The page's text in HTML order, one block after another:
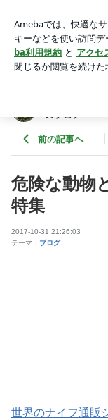
ショップ eナイフ
アプリをダウンロ
ょう。
のブログ
前の記事へ
危険な動物
特集
2017-10-31 21:26:03
テーマ： ブログ
世界のナイフ通販